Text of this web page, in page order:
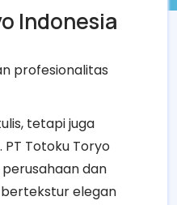
Indonesia
profesionalitas
tetapi juga
Totoku Toryo
dan
bertekstur elegan